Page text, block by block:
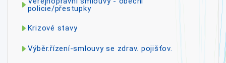
policie/přestupky
Krizové stavy
Výběr.řízení-smlouvy se zdrav. pojišťov.